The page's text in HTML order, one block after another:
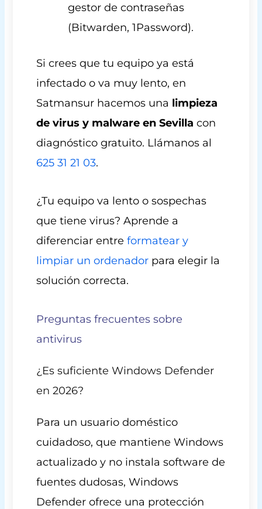
gestor de contraseñas
(Bitwarden, 1Password).
Si crees que tu equipo ya está
infectado o va muy lento, en
Satmansur hacemos una limpieza
de virus y malware en Sevilla con
diagnóstico gratuito. Llámanos al
625 31 21 03.
¿Tu equipo va lento o sospechas
que tiene virus? Aprende a
diferenciar entreformatear y
limpiar un ordenador para elegir la
solución correcta.
Preguntas frecuentes sobre
antivirus
¿Es suficiente Windows Defender
en 2026?
Para un usuario doméstico
cuidadoso, que mantiene Windows
actualizado y no instala software de
fuentes dudosas, Windows
Defender ofrece una protección